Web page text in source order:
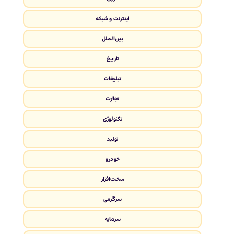
اینترنت و شبکه
بین‌الملل
تاریخ
تبلیغات
تجارت
تکنولوژی
تولید
خودرو
سخت‌افزار
سرگرمی
سرمایه